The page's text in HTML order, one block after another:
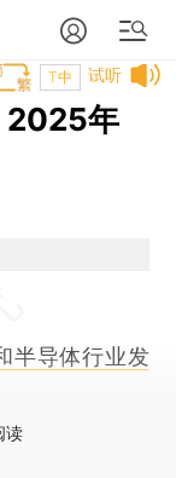
试听
T中
2025年
半导体行业发
读